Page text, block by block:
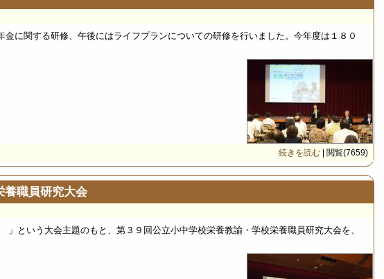
に関する研修、午後にはライフプランについての研修を行いました。今年度は１８０
続きを読む | 閲覧(7659)
養職員研究大会
いう大会主題のもと、第３９回公立小中学校栄養教諭・学校栄養職員研究大会を、